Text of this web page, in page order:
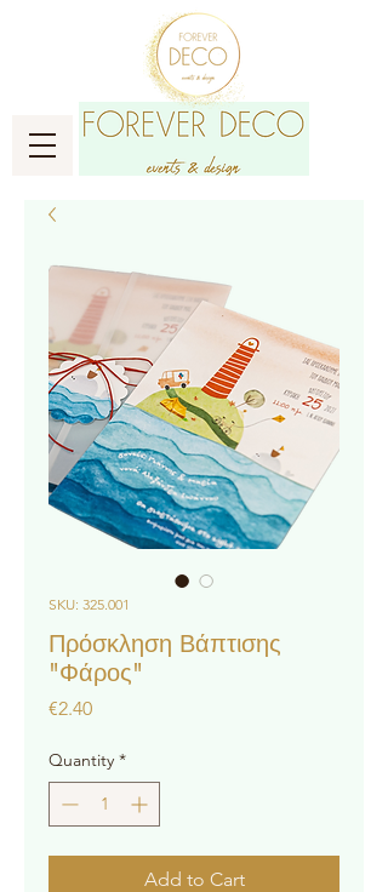
SKU: 325.001
Πρόσκληση Βάπτισης
"Φάρος"
€2.40Price
Quantity *
Add to Cart